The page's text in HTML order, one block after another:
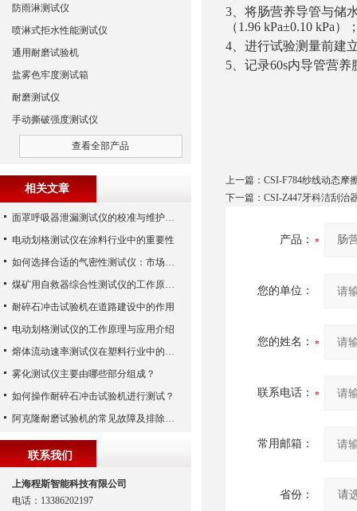
3、 将肠营养导管与储
（1.96 kPa±0.10 kPa）
4、 进行试验测量前建
5、 记录60s内导管营
上一篇： CSI-F784纱线动态摩
下一篇： CSI-Z447牙科洁刮治
产品：
您的单位：
您的姓名：
联系电话：
常用邮箱：
省份：
防雨淋测试仪
喷淋式拒水性能测试仪
通用耐磨试验机
盐雾色牢度测试箱
耐磨测试仪
手动撕破强度测试仪
查看全部产品
相关文章
面罩呼吸器泄漏测试仪的校准与维护技巧
电动划格测试仪在涂料行业中的重要性
如何选择合适的气密性测试仪：市场指南
煤矿用自救器综合性测试仪的工作原理与功能解析
耐碎石冲击试验机在道路建设中的作用
电动划格测试仪的工作原理与应用介绍
熔体流动速率测试仪在塑料行业中的应用
雾化测试仪主要由哪些部分组成？
如何操作耐碎石冲击试验机进行测试？
阿克隆耐磨试验机的常见故障及排除方法
联系我们
上海程斯智能科技有限公司
电话：13386202197